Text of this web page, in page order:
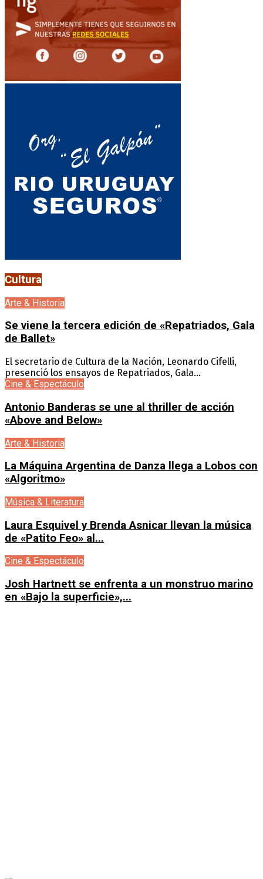
Cultura
Arte & Historia
Se viene la tercera edición de «Repatriados, Gala
de Ballet»
El secretario de Cultura de la Nación, Leonardo Cifelli,
presenció los ensayos de Repatriados, Gala...
Cine & Espectáculo
Antonio Banderas se une al thriller de acción
«Above and Below»
Arte & Historia
La Máquina Argentina de Danza llega a Lobos con
«Algoritmo»
Música & Literatura
Laura Esquivel y Brenda Asnicar llevan la música
de «Patito Feo» al...
Cine & Espectáculo
Josh Hartnett se enfrenta a un monstruo marino
en «Bajo la superficie»,...